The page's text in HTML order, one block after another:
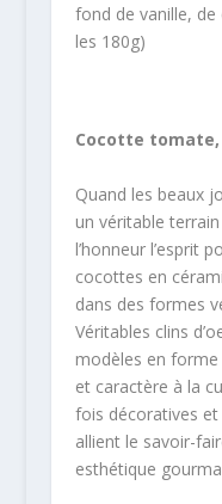
fond de vanille, de
les 180g)
Cocotte tomate,
Quand les beaux
un véritable
l’honneur l’esprit
cocottes en
dans des formes
Véritables clins
modèles en
et caractère à la
fois décoratives
allient le savoir-
esthétique